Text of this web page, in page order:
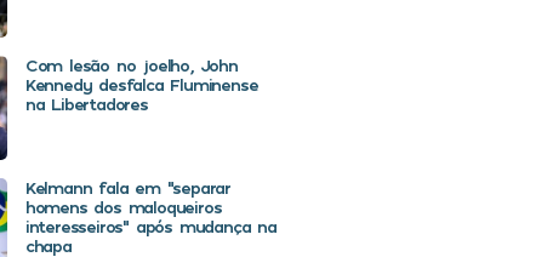
Com lesão no joelho, John
Kennedy desfalca Fluminense
na Libertadores
Kelmann fala em “separar
homens dos maloqueiros
interesseiros” após mudança na
chapa